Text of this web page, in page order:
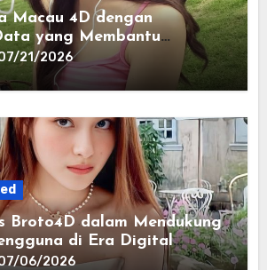
Macau 4D dengan
yang Membantu
Informasi Secara
21/2026
Broto4D dalam Mendukung
di Era Digital
06/2026